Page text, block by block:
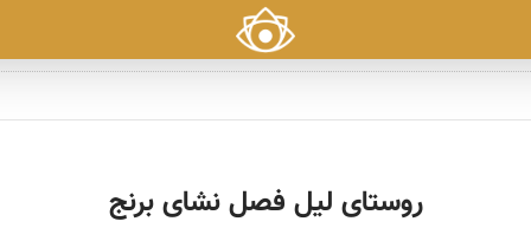
روستای لیل فصل نشای برنج